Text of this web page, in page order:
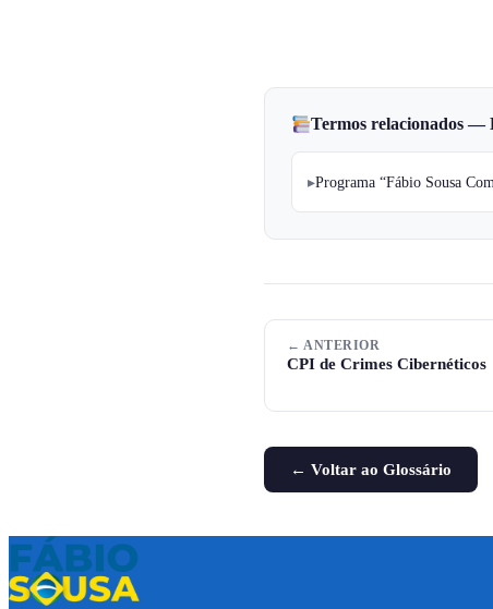
Termos relacionados —
Programa “Fábio Sousa
← ANTERIOR
CPI de Crimes Cibernéticos
← Voltar ao Glossário